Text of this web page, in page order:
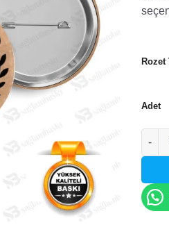
Rozet
Adet
Seni